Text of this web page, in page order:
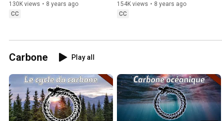
130K views • 8 years ago
CC
154K views • 8 years ago
CC
Carbone Play all